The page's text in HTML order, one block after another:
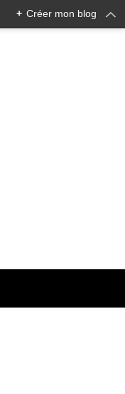
+ Créer mon blog